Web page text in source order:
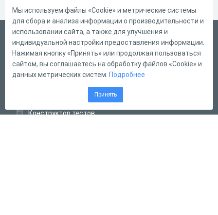
Русский
Справка
Форма обратной связи
Конструктор тестов
Мы используем файлы «Cookie» и метрические системы
для сбора и анализа информации о производительности и
использовании сайта, а также для улучшения и
индивидуальной настройки предоставления информации.
Нажимая кнопку «Принять» или продолжая пользоваться
сайтом, вы соглашаетесь на обработку файлов «Cookie» и
данных метрических систем. Подробнее
Принять